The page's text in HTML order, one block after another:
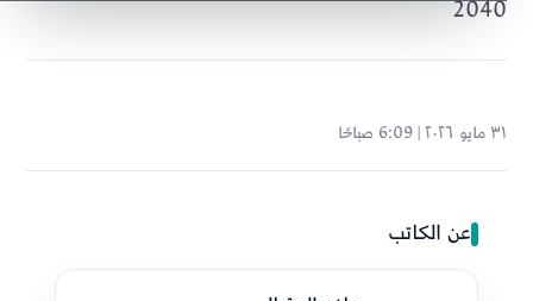
2040
٣١ مايو ٢٠٢٦ | 6:09 صباحًا
عن الكاتب